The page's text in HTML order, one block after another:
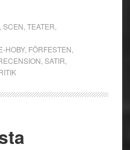
SCEN TEATER
HOBY, FÖRFESTEN
SATIR